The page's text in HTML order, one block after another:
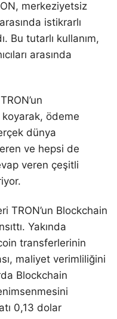
merkeziyetsiz
istikrarlı
Bu tutarlı kullanım,
arasında
koyarak, ödeme
dünya
ve hepsi de
veren çeşitli
TRON’un Blockchain
Yakında
transferlerinin
maliyet verimliliğini
Blockchain
0,13 dolar